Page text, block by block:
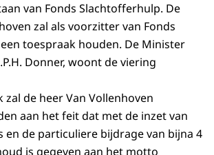
van Fonds Slachtofferhulp. De
zal als voorzitter van Fonds
toespraak houden. De Minister
Donner, woont de viering
de heer Van Vollenhoven
aan het feit dat met de inzet van
en de particuliere bijdrage van bijna 4
is gegeven aan het motto